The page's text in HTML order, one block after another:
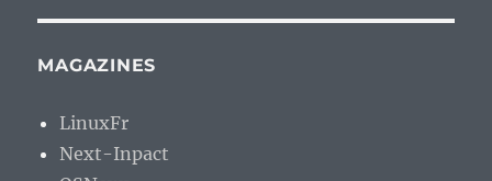
MAGAZINES
LinuxFr
Next-Inpact